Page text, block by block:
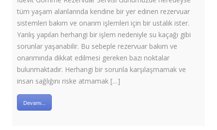
tüm yaşam alanlarında kendine bir yer edinen rezervuar
sistemleri bakım ve onarım işlemleri için bir ustalık ister.
Yanlış yapılan herhangi bir işlem nedeniyle su kaçağı gibi
sorunlar yaşanabilir. Bu sebeple rezervuar bakım ve
onarımında dikkat edilmesi gereken bazı noktalar
bulunmaktadır. Herhangi bir sorunla karşılaşmamak ve
insan sağlığını riske atmamak […]
Devamı...